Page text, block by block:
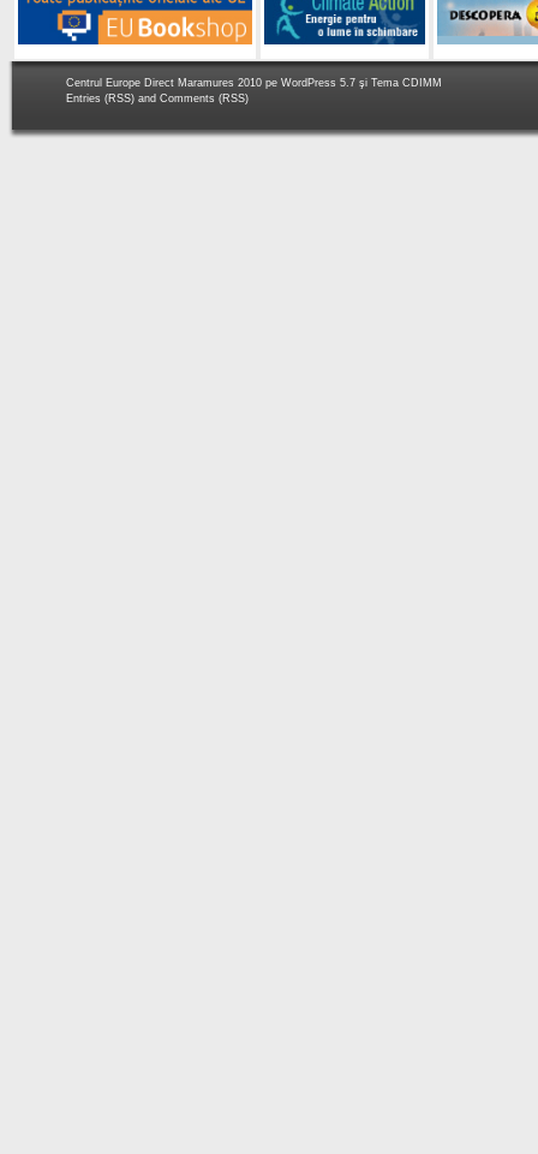
Centrul Europe Direct Maramures 2010 pe WordPress 5.7 şi Tema CDIMM
Entries (RSS) and Comments (RSS)